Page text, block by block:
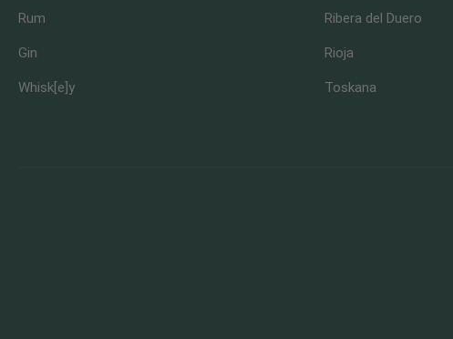
Rum
Gin
Whisk[e]y
Ribera del Duero
Rioja
Toskana